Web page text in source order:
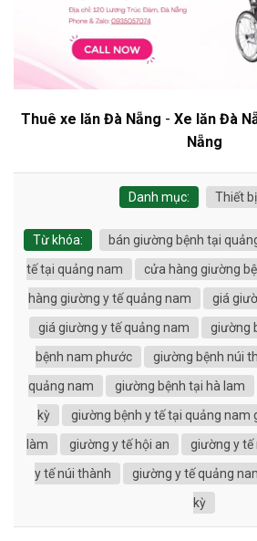
Thuê xe lăn Đà Nẵng - Xe lăn Đà
Nẵng
Danh mục: Thiết
Từ khóa: bán giường bệnh tại
tế tại quảng nam
cửa hàng giường
hàng giường y tế quảng nam
giá
giá giường y tế quảng nam
giường
bệnh nam phước
giường bệnh núi
quảng nam
giường bệnh tại hà lam
kỳ
giường bệnh y tế tại quảng nam
làm
giường y tế hội an giường y
y tế núi thành
giường y tế quảng
kỳ